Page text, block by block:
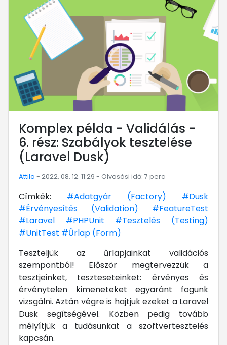
Komplex példa - Validálás -
6. rész: Szabályok tesztelése
(Laravel Dusk)
Attila - 2022. 08. 12. 11:29 - Olvasási idő: 7 perc
Címkék: #Adatgyár (Factory)
#Dusk
#Érvényesítés (Validation)
#FeatureTest
#Laravel
#PHPUnit
#Tesztelés (Testing)
#UnitTest #Űrlap (Form)
Teszteljük az űrlapjainkat validációs
szempontból! Először megtervezzük a
tesztjeinket, teszteseteinket: érvényes és
érvénytelen kimeneteket egyaránt fogunk
vizsgálni. Aztán végre is hajtjuk ezeket a Laravel
Dusk segítségével. Közben pedig tovább
mélyítjük a tudásunkat a szoftvertesztelés
kapcsán.